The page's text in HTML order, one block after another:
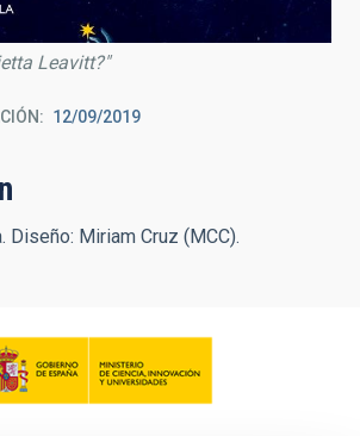
Leavitt?"
12/09/2019
Diseño: Miriam Cruz (MCC).